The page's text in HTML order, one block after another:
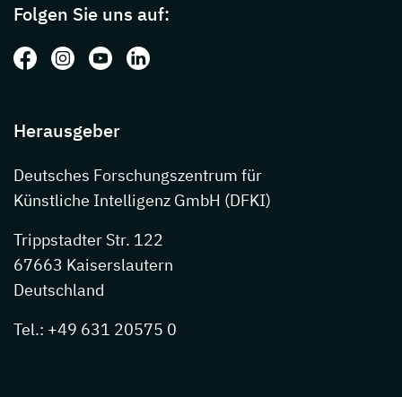
Folgen Sie uns auf:
Folgen Sie uns auf: Facebook
Folgen Sie uns auf: Instagram
Folgen Sie uns auf: Youtube
Folgen Sie uns auf: LinkedIn
Herausgeber
Deutsches Forschungszentrum für
Künstliche Intelligenz GmbH (DFKI)
Trippstadter Str. 122
67663 Kaiserslautern
Deutschland
Tel.: +49 631 20575 0